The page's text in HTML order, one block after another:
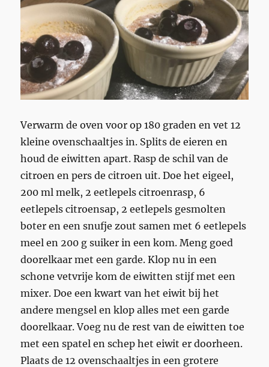
Verwarm de oven voor op 180 graden en vet 12
kleine ovenschaaltjes in. Splits de eieren en
houd de eiwitten apart. Rasp de schil van de
citroen en pers de citroen uit. Doe het eigeel,
200 ml melk, 2 eetlepels citroenrasp, 6
eetlepels citroensap, 2 eetlepels gesmolten
boter en een snufje zout samen met 6 eetlepels
meel en 200 g suiker in een kom. Meng goed
doorelkaar met een garde. Klop nu in een
schone vetvrije kom de eiwitten stijf met een
mixer. Doe een kwart van het eiwit bij het
andere mengsel en klop alles met een garde
doorelkaar. Voeg nu de rest van de eiwitten toe
met een spatel en schep het eiwit er doorheen.
Plaats de 12 ovenschaaltjes in een grotere